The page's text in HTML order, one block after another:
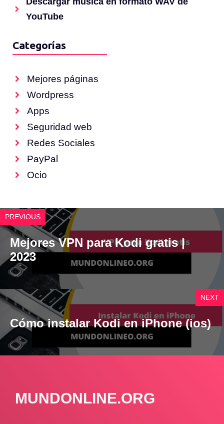
YouTube
Categorías
Mejores páginas
Wordpress
Apps
Seguridad web
Redes Sociales
PayPal
Ocio
PREVIOUS
Mejores VPN para Kodi gratis |
2023
NEXT
Cómo instalar Kodi en iPhone (ios)
MUNDONLINE.ORG